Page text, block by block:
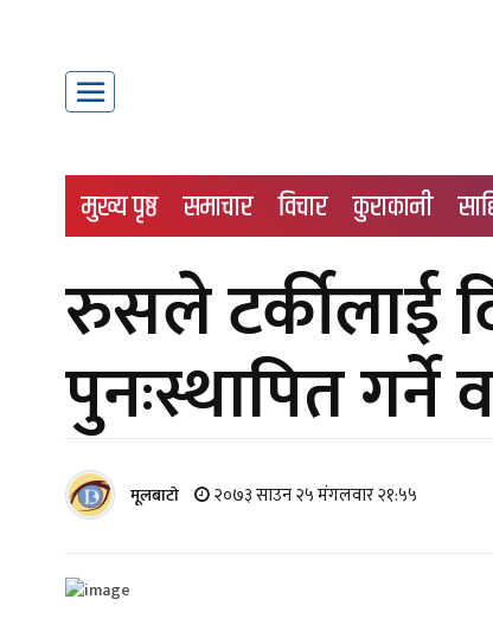
मुख्य पृष्ठ समाचार विचार कुराकानी
रुसले टर्कीलाई
पुनःस्थापित गर्ने
मूलबाटाे २०७३ साउन २५ मंगलवार २१:५५